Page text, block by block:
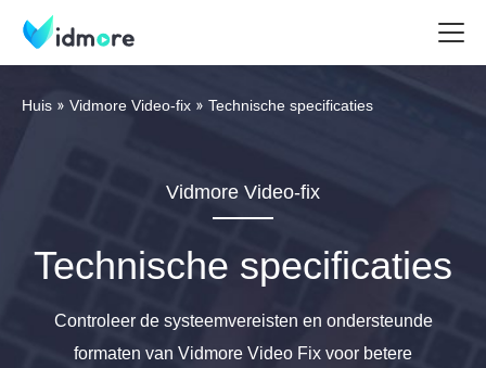
Huis Vidmore Video-fix Technische specificaties
Vidmore Video-fix
Technische specificaties
Controleer de systeemvereisten en ondersteunde
formaten van Vidmore Video Fix voor betere